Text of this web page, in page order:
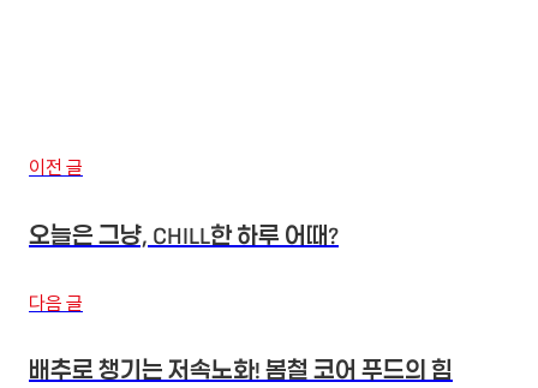
이전 글
오늘은 그냥, CHILL한 하루 어때?
다음 글
배추로 챙기는 저속노화! 봄철 코어 푸드의 힘